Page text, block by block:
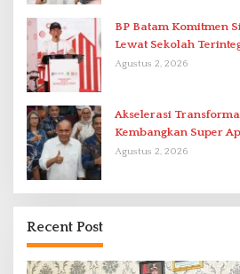
BP Batam Komitmen
Lewat Sekolah
Agustus 2, 2026
Akselerasi
Kembangkan Super
Terpadu
Agustus 2, 2026
Recent Post